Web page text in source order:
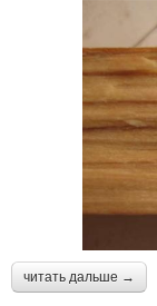
читать дальше →